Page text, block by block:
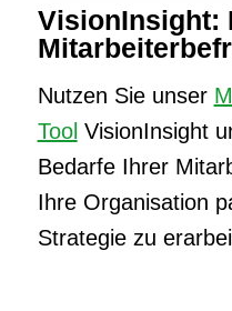
VisionInsight:
Nutzen Sie unser
Tool VisionInsight
Bedarfe Ihrer
Ihre Organisation
Strategie zu